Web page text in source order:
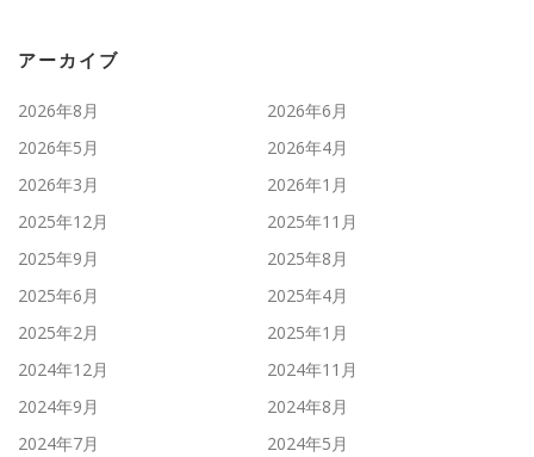
アーカイブ
2026年8月
2026年6月
2026年5月
2026年4月
2026年3月
2026年1月
2025年12月
2025年11月
2025年9月
2025年8月
2025年6月
2025年4月
2025年2月
2025年1月
2024年12月
2024年11月
2024年9月
2024年8月
2024年7月
2024年5月